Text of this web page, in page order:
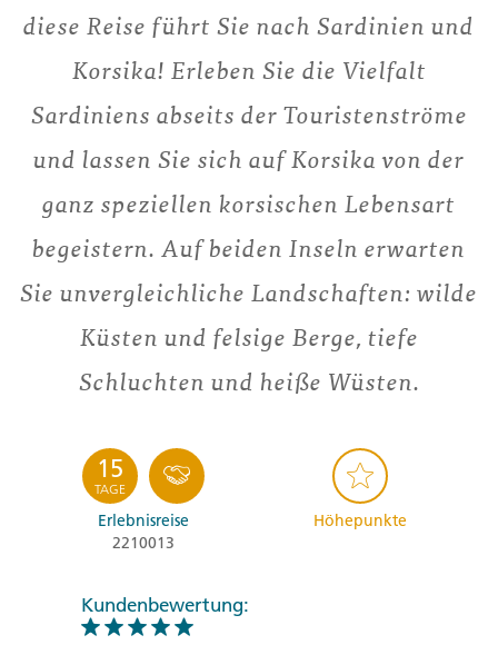
diese Reise führt Sie nach Sardinien und
Korsika! Erleben Sie die Vielfalt
Sardiniens abseits der Touristenströme
und lassen Sie sich auf Korsika von der
ganz speziellen korsischen Lebensart
begeistern. Auf beiden Inseln erwarten
Sie unvergleichliche Landschaften: wilde
Küsten und felsige Berge, tiefe
Schluchten und heiße Wüsten.
15
TAGE
Erlebnisreise
2210013
Höhepunkte
Kundenbewertung: